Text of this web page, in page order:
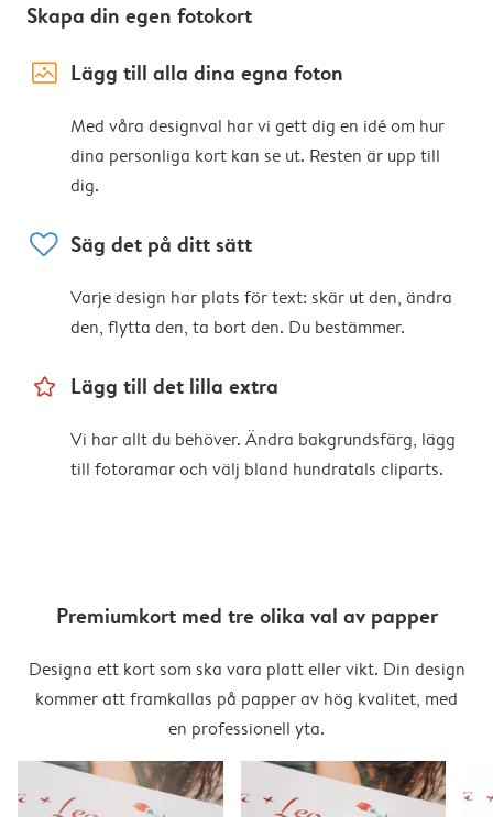
Skapa din egen fotokort
image_placeholder Lägg till alla dina egna foton
Med våra designval har vi gett dig en idé om hur
dina personliga kort kan se ut. Resten är upp till
dig.
heart Säg det på ditt sätt
Varje design har plats för text: skär ut den, ändra
den, flytta den, ta bort den. Du bestämmer.
star_outline Lägg till det lilla extra
Vi har allt du behöver. Ändra bakgrundsfärg, lägg
till fotoramar och välj bland hundratals cliparts.
Premiumkort med tre olika val av papper
Designa ett kort som ska vara platt eller vikt. Din design
kommer att framkallas på papper av hög kvalitet, med
en professionell yta.